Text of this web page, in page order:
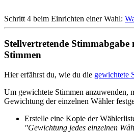
Schritt 4 beim Einrichten einer Wahl:
Stellvertretende Stimmabgabe
Stimmen
Hier erfährst du, wie du die gewichtete
Um gewichtete Stimmen anzuwenden,
Gewichtung der einzelnen Wähler
Erstelle eine Kopie der
"Gewichtung jedes einzelnen